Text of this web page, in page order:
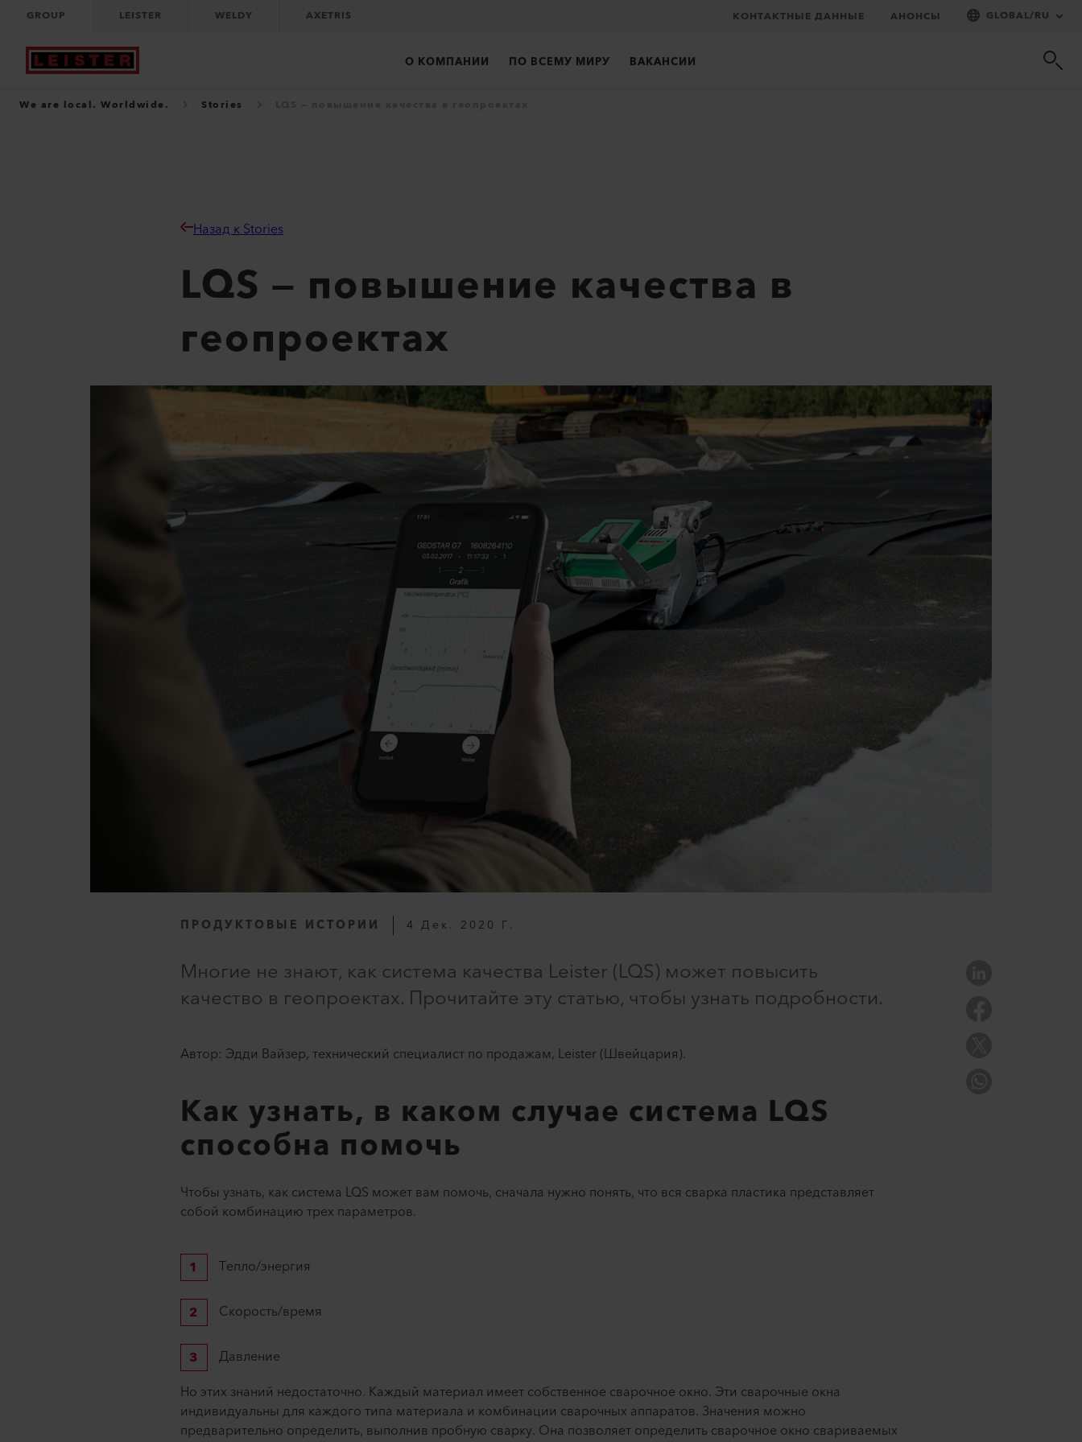
GROUP LEISTER WELDY AXETRIS КОНТАКТНЫЕ ДАННЫЕ АНОНСЫ GLOBAL/RU
О КОМПАНИИ ПО ВСЕМУ МИРУ ВАКАНСИИ
We are local. Worldwide. Stories
Назад к Stories
LQS — повышение качества в
геопроектах
ПРОДУКТОВЫЕ ИСТОРИИ 4 Дек. 2020 Г.
Многие не знают, как система качества Leister (LQS) может повысить
качество в геопроектах. Прочитайте эту статью, чтобы узнать подробности.
Автор: Эдди Вайзер, технический специалист по продажам, Leister (Швейцария).
Как узнать, в каком случае система LQS
способна помочь
Чтобы узнать, как система LQS может вам помочь, сначала нужно понять, что вся сварка пластика представляет
собой комбинацию трех параметров.
Тепло/энергия
Скорость/время
Давление
Но этих знаний недостаточно. Каждый материал имеет собственное сварочное окно. Эти сварочные окна
индивидуальны для каждого типа материала и комбинации сварочных аппаратов. Значения можно
предварительно определить, выполнив пробную сварку. Она позволяет определить сварочное окно свариваемых